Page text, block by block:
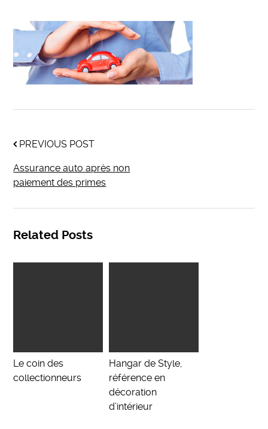
PREVIOUS POST
Assurance auto après non
paiement des primes
Related Posts
Le coin des
collectionneurs
Hangar de Style,
référence en
décoration
d’intérieur